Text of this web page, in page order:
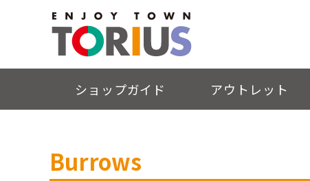
ショップガイド アウトレット
Burrows